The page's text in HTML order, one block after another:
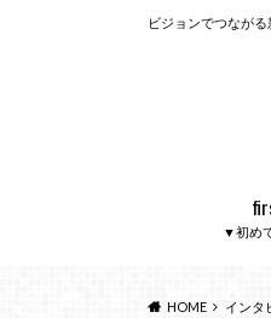
ビジョンでつなが
▼初め
HOME インタ